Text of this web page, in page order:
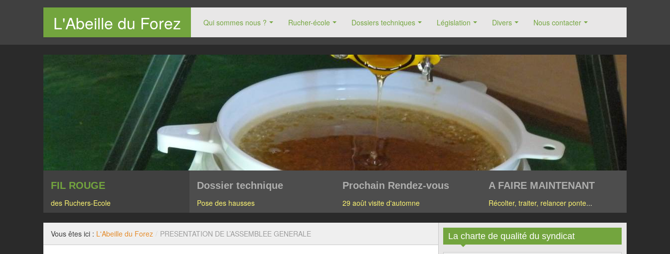
L'Abeille du Forez Qui sommes nous ? Rucher-école Dossiers techniques Législation Divers Nous contacter
Le site des apiculteurs du Forez
FIL ROUGE
des Ruchers-Ecole
Dossier technique
Pose des hausses
Prochain Rendez-vous
29 août visite d'automne
A FAIRE MAINTENANT
Récolter, traiter, relancer ponte...
Vous êtes ici : L'Abeille du Forez / PRESENTATION DE L’ASSEMBLEE GENERALE La charte de qualité du syndicat